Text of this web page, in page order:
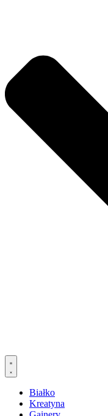
Białko
Kreatyna